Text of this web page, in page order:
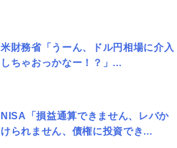
米財務省「うーん、ドル円相場に介入
しちゃおっかなー！？」...
NISA「損益通算できません、レバか
けられません、債権に投資でき...